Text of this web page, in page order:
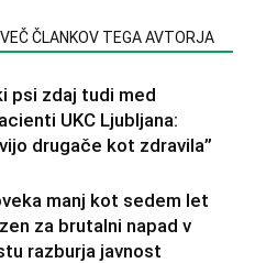
ČLANKOV TEGA AVTORJA
psi zdaj tudi med
UKC Ljubljana:
drugače kot zdravila”
manj kot sedem let
za brutalni napad v
razburja javnost